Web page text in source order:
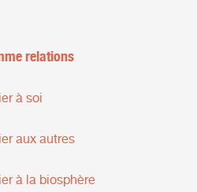
relations
à soi
aux autres
à la biosphère